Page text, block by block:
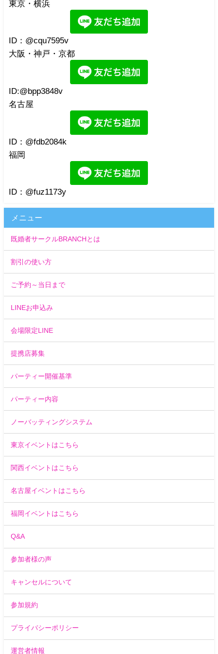
東京・横浜
ID：@cqu7595v
大阪・神戸・京都
ID:@bpp3848v
名古屋
ID：@fdb2084k
福岡
ID：@fuz1173y
メニュー
既婚者サークルBRANCHとは
割引の使い方
ご予約～当日まで
LINEお申込み
会場限定LINE
提携店募集
パーティー開催基準
パーティー内容
ノーバッティングシステム
東京イベントはこちら
関西イベントはこちら
名古屋イベントはこちら
福岡イベントはこちら
Q&A
参加者様の声
キャンセルについて
参加規約
プライバシーポリシー
運営者情報